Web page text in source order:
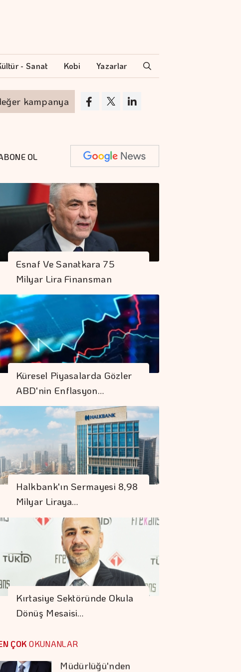
- Sanat Kobi Yazarlar
kampanya Akyurt'tan saha değişikliği
OL
Esnaf Ve Sanatkara 75
Milyar Lira Finansman
Küresel Piyasalarda Gözler
ABD'nin Enflasyon…
Halkbank'ın Sermayesi 8,98
Milyar Liraya…
Kırtasiye Sektöründe Okula
Dönüş Mesaisi…
ÇOK OKUNANLAR
En Fazla Kaybettiren
Yatırım Fonları
OYAK Çimento,
Olumlu
Performansını
Sürdürdü
Hakan Aran İş
Bankası Genel
Müdürlüğü'nden
Ayrılıyor
VakıfBank'ın Aktif
Artışla 5,8 Trilyon
TL'yi Aştı